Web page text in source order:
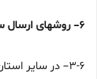
۶– روشهای ارسال سفارش
۳-۶– در سایر